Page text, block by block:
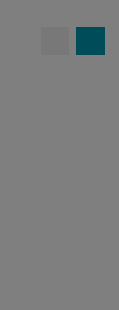
Meer info